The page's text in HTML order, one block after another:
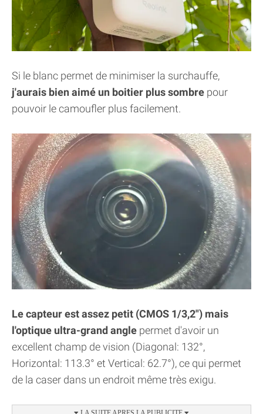
Si le blanc permet de minimiser la surchauffe,
j'aurais bien aimé un boitier plus sombre pour
pouvoir le camoufler plus facilement.
Le capteur est assez petit (CMOS 1/3,2") mais
l'optique ultra-grand angle permet d'avoir un
excellent champ de vision (Diagonal: 132°,
Horizontal: 113.3° et Vertical: 62.7°), ce qui permet
de la caser dans un endroit même très exigu.